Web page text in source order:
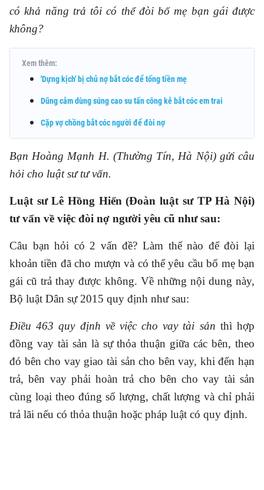
có khả năng trả tôi có thể đòi bố mẹ bạn gái được
không?
Xem thêm:
'Dựng kịch' bị chủ nợ bắt cóc để tống tiền mẹ
Dũng cảm dùng súng cao su tấn công kẻ bắt cóc em trai
Cặp vợ chồng bắt cóc người để đòi nợ
Bạn Hoàng Mạnh H. (Thường Tín, Hà Nội) gửi câu
hỏi cho luật sư tư vấn.
Luật sư Lê Hồng Hiển (Đoàn luật sư TP Hà Nội)
tư vấn về việc đòi nợ người yêu cũ như sau:
Câu bạn hỏi có 2 vấn đề? Làm thế nào để đòi lại
khoản tiền đã cho mượn và có thể yêu cầu bố mẹ bạn
gái cũ trả thay được không. Về những nội dung này,
Bộ luật Dân sự 2015 quy định như sau:
Điều 463 quy định về việc cho vay tài sản thì hợp
đồng vay tài sản là sự thỏa thuận giữa các bên, theo
đó bên cho vay giao tài sản cho bên vay, khi đến hạn
trả, bên vay phải hoàn trả cho bên cho vay tài sản
cùng loại theo đúng số lượng, chất lượng và chỉ phải
trả lãi nếu có thỏa thuận hoặc pháp luật có quy định.